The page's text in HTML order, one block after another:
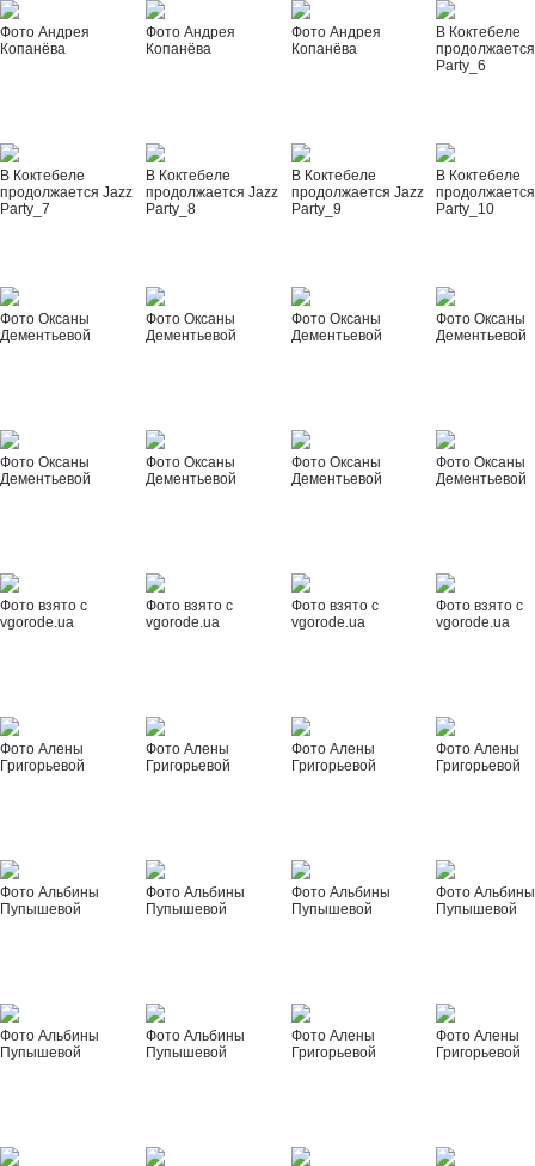
Фото Андрея
Копанёва
Фото Андрея
Копанёва
Фото Андрея
Копанёва
В Коктебеле
Party_6
В Коктебеле
продолжается Jazz
Party_7
В Коктебеле
продолжается Jazz
Party_8
В Коктебеле
продолжается Jazz
Party_9
В Коктебеле
Party_10
Фото Оксаны
Дементьевой
Фото Оксаны
Дементьевой
Фото Оксаны
Дементьевой
Фото Оксаны
Дементьевой
Фото Оксаны
Дементьевой
Фото Оксаны
Дементьевой
Фото Оксаны
Дементьевой
Фото Оксаны
Дементьевой
Фото взято с
vgorode.ua
Фото взято с
vgorode.ua
Фото взято с
vgorode.ua
Фото взято с
vgorode.ua
Фото Алены
Григорьевой
Фото Алены
Григорьевой
Фото Алены
Григорьевой
Фото Алены
Григорьевой
Фото Альбины
Пупышевой
Фото Альбины
Пупышевой
Фото Альбины
Пупышевой
Фото Альбины
Пупышевой
Фото Альбины
Пупышевой
Фото Альбины
Пупышевой
Фото Алены
Григорьевой
Фото Алены
Григорьевой